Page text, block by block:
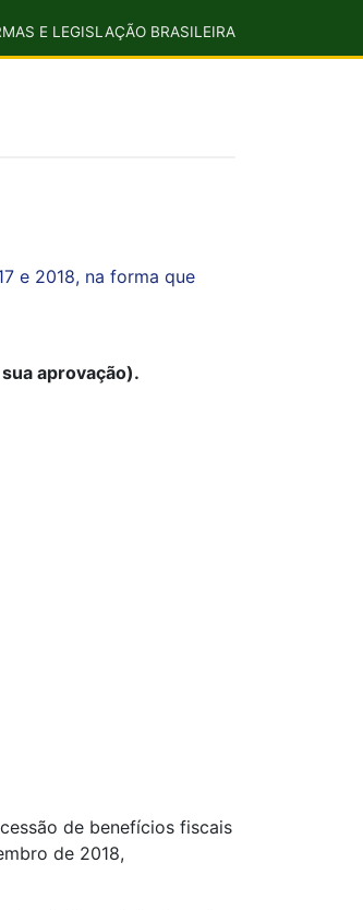
E LEGISLAÇÃO BRASILEIRA
e 2018, na forma que
aprovação).
de benefícios fiscais
de 2018,